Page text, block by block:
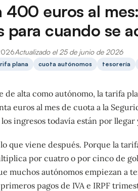
400 euros al
para cuando se
Actualizado el 25 de junio de 2026
plana cuota autónomos tesorería
de alta como autónomo, la tarifa
euros al mes de cuota a la
ingresos todavía están por
que viene después. Porque la
por cuatro o por cinco de
muchos autónomos empiezan a
pagos de IVA e IRPF